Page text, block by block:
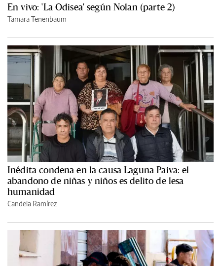
En vivo: 'La Odisea' según Nolan (parte 2)
Tamara Tenenbaum
Inédita condena en la causa Laguna Paiva: el
abandono de niñas y niños es delito de lesa
humanidad
Candela Ramírez